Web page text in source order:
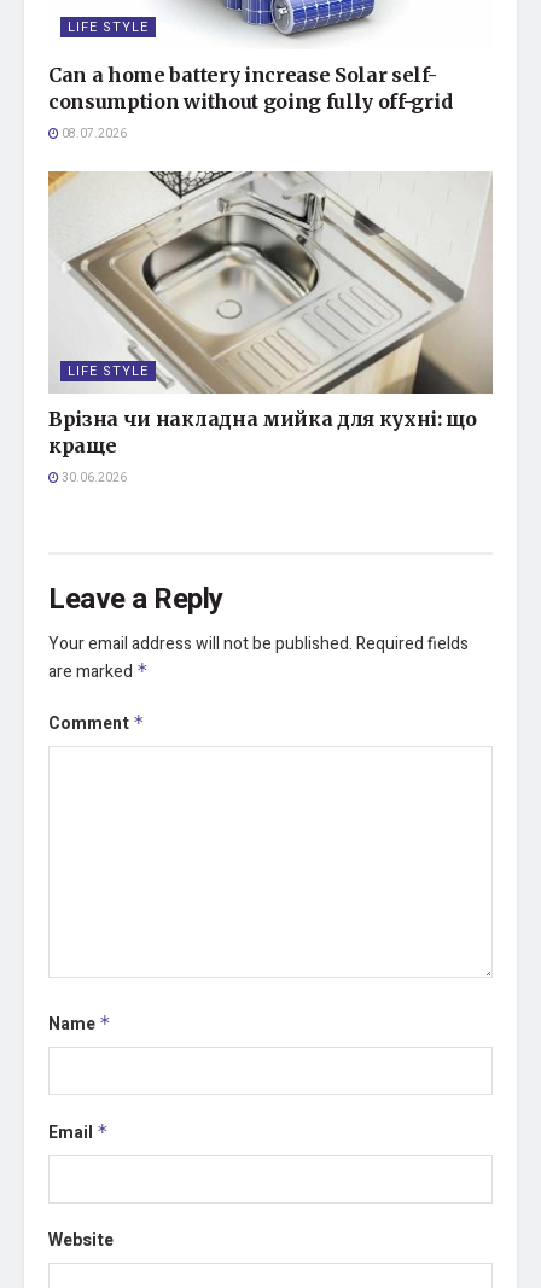
LIFE STYLE
Can a home battery increase Solar self-
consumption without going fully off-grid
08.07.2026
LIFE STYLE
Врізна чи накладна мийка для кухні: що
краще
30.06.2026
Leave a Reply
Your email address will not be published.Required fields
are marked *
Comment *
Name *
Email *
Website